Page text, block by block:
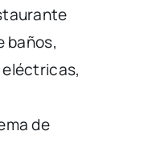
baños,
de